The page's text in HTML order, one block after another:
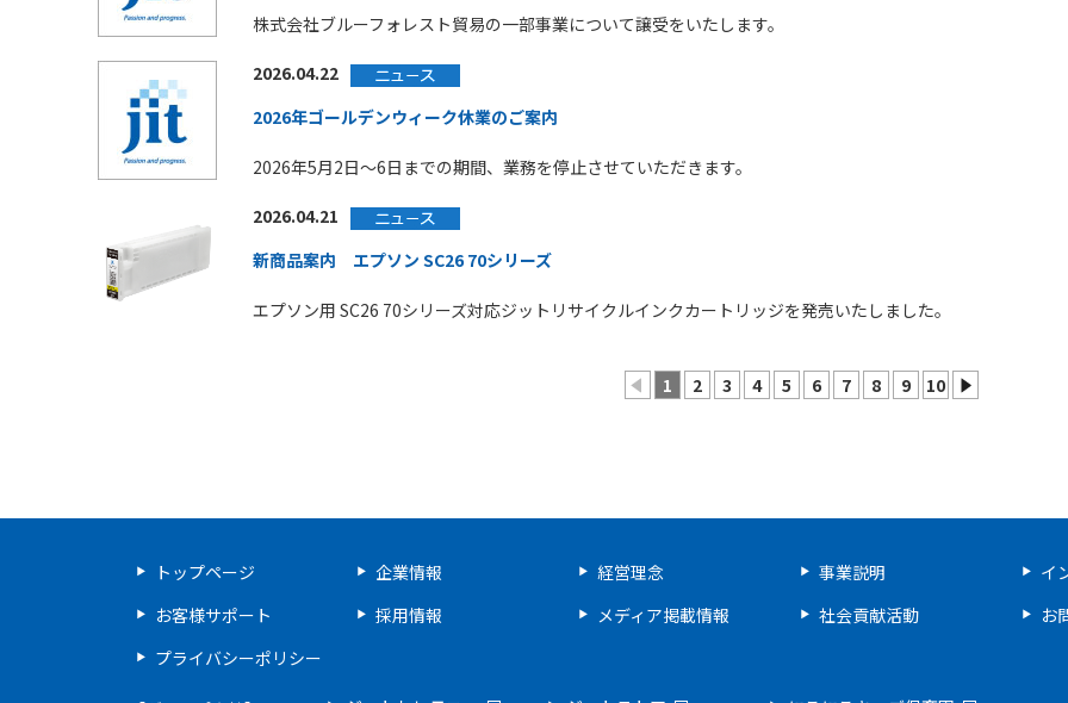
株式会社ブルーフォレスト貿易の一部事業について譲受をいたします。
2026.04.22
2026年ゴールデンウィーク休業のご案内
2026年5月2日～6日までの期間、業務を停止させていただきます。
2026.04.21
新商品案内 エプソン SC26 70シリーズ
エプソン用 SC26 70シリーズ対応ジットリサイクルインクカートリッジを発売いたしました。
1 2 3 4 5 6 7 8 9
10
トップページ 企業情報 経営理念 事業説明 イ
お客様サポート
採用情報 メディア掲載情報 社会貢献活動 お
プライバシーポリシー